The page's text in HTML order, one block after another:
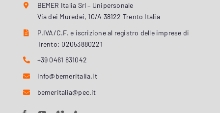
BEMER Italia Srl – Unipersonale
Via dei Muredei, 10/A 38122 Trento Italia
P.IVA/C.F. e iscrizione al registro delle imprese di
Trento: 02053880221
+39 0461 831042
info@bemeritalia.it
bemeritalia@pec.it